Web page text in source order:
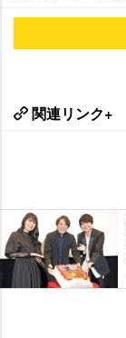
関連リンク+